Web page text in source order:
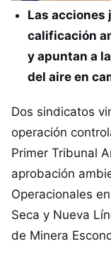
Las acciones
calificación
y apuntan a
del aire en
Dos sindicatos
operación
Primer Tribunal
aprobación
Operacionales
Seca y Nueva
de Minera